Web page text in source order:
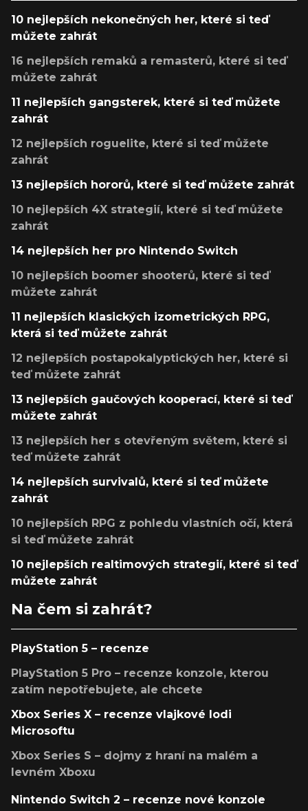
10 nejlepších nekonečných her, které si teď
můžete zahrát
16 nejlepších remaků a remasterů, které si teď
můžete zahrát
11 nejlepších gangsterek, které si teď můžete
zahrát
12 nejlepších roguelite, které si teď můžete
zahrát
13 nejlepších hororů, které si teď můžete zahrát
10 nejlepších 4X strategií, které si teď můžete
zahrát
14 nejlepších her pro Nintendo Switch
10 nejlepších boomer shooterů, které si teď
můžete zahrát
11 nejlepších klasických izometrických RPG,
která si teď můžete zahrát
12 nejlepších postapokalyptických her, které si
teď můžete zahrát
13 nejlepších gaučových kooperací, které si teď
můžete zahrát
13 nejlepších her s otevřeným světem, které si
teď můžete zahrát
14 nejlepších survivalů, které si teď můžete
zahrát
10 nejlepších RPG z pohledu vlastních očí, která
si teď můžete zahrát
10 nejlepších realtimových strategií, které si teď
můžete zahrát
Na čem si zahrát?
PlayStation 5 – recenze
PlayStation 5 Pro – recenze konzole, kterou
zatím nepotřebujete, ale chcete
Xbox Series X – recenze vlajkové lodi
Microsoftu
Xbox Series S – dojmy z hraní na malém a
levném Xboxu
Nintendo Switch 2 – recenze nové konzole